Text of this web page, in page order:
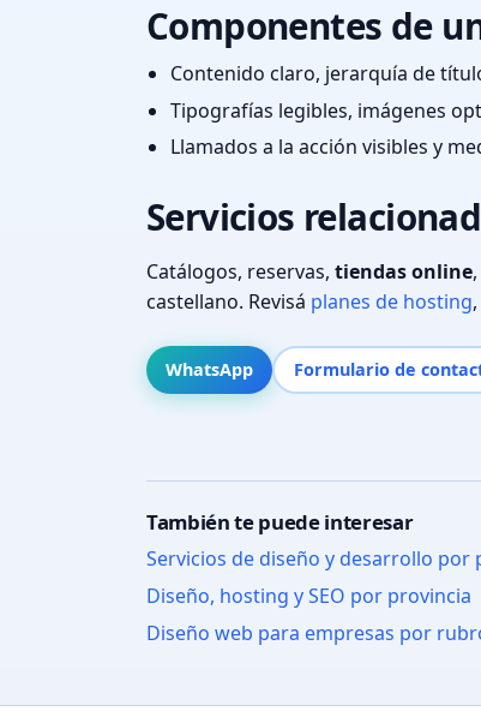
Componentes de
Contenido claro, jerarquía de
Tipografías legibles, imágenes
Llamados a la acción visibles y
Servicios
Catálogos, reservas, tiendas online
castellano. Revisá planes de hosting,
WhatsApp Formulario de
También te puede interesar
Servicios de diseño y desarrollo por
Diseño, hosting y SEO por provincia
Diseño web para empresas por